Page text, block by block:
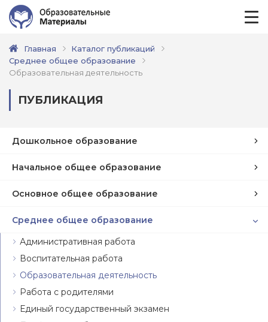
Главная
Каталог публикаций
Среднее общее образование
Образовательная деятельность
ПУБЛИКАЦИЯ
Дошкольное образование
Начальное общее образование
Основное общее образование
Среднее общее образование
Административная работа
Воспитательная работа
Образовательная деятельность
Работа с родителями
Единый государственный экзамен